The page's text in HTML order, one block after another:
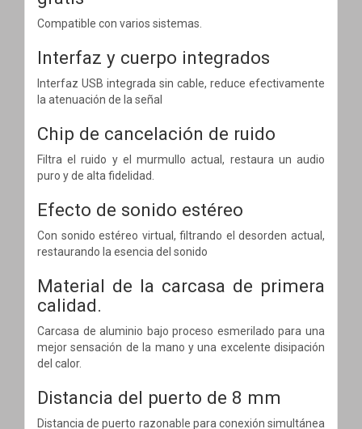
Compatible con varios sistemas.
Interfaz y cuerpo integrados
Interfaz USB integrada sin cable, reduce efectivamente
la atenuación de la señal
Chip de cancelación de ruido
Filtra el ruido y el murmullo actual, restaura un audio
puro y de alta fidelidad.
Efecto de sonido estéreo
Con sonido estéreo virtual, filtrando el desorden actual,
restaurando la esencia del sonido
Material de la carcasa de primera
calidad.
Carcasa de aluminio bajo proceso esmerilado para una
mejor sensación de la mano y una excelente disipación
del calor.
Distancia del puerto de 8 mm
Distancia de puerto razonable para conexión simultánea